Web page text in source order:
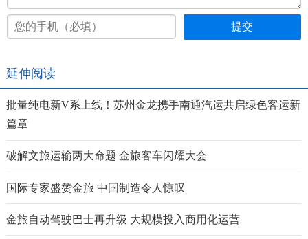
延伸阅读
批量纯电新V系上线！苏州金龙携手南通汽运共启绿色客运新
篇章
破解文旅运输两大命题 金旅客车闪耀大会
国际专家盛赞金旅 中国制造令人惊叹
金旅自动驾驶巴士再升级 大规模投入商用化运营